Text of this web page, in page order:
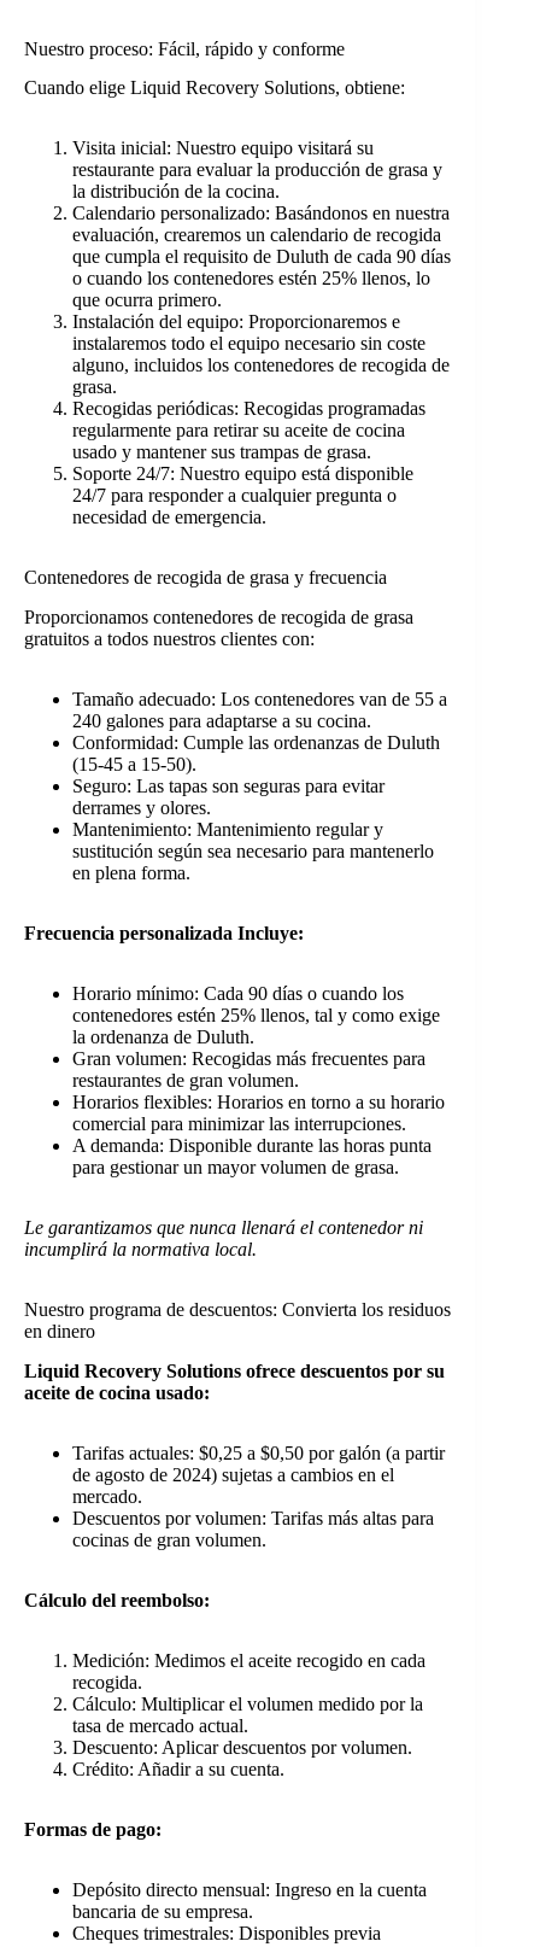
Nuestro proceso: Fácil, rápido y conforme
Cuando elige Liquid Recovery Solutions, obtiene:
Visita inicial: Nuestro equipo visitará su
restaurante para evaluar la producción de grasa y
la distribución de la cocina.
Calendario personalizado: Basándonos en nuestra
evaluación, crearemos un calendario de recogida
que cumpla el requisito de Duluth de cada 90 días
o cuando los contenedores estén 25% llenos, lo
que ocurra primero.
Instalación del equipo: Proporcionaremos e
instalaremos todo el equipo necesario sin coste
alguno, incluidos los contenedores de recogida de
grasa.
Recogidas periódicas: Recogidas programadas
regularmente para retirar su aceite de cocina
usado y mantener sus trampas de grasa.
Soporte 24/7: Nuestro equipo está disponible
24/7 para responder a cualquier pregunta o
necesidad de emergencia.
Contenedores de recogida de grasa y frecuencia
Proporcionamos contenedores de recogida de grasa
gratuitos a todos nuestros clientes con:
Tamaño adecuado: Los contenedores van de 55 a
240 galones para adaptarse a su cocina.
Conformidad: Cumple las ordenanzas de Duluth
(15-45 a 15-50).
Seguro: Las tapas son seguras para evitar
derrames y olores.
Mantenimiento: Mantenimiento regular y
sustitución según sea necesario para mantenerlo
en plena forma.
Frecuencia personalizada Incluye:
Horario mínimo: Cada 90 días o cuando los
contenedores estén 25% llenos, tal y como exige
la ordenanza de Duluth.
Gran volumen: Recogidas más frecuentes para
restaurantes de gran volumen.
Horarios flexibles: Horarios en torno a su horario
comercial para minimizar las interrupciones.
A demanda: Disponible durante las horas punta
para gestionar un mayor volumen de grasa.
Le garantizamos que nunca llenará el contenedor ni
incumplirá la normativa local.
Nuestro programa de descuentos: Convierta los residuos
en dinero
Liquid Recovery Solutions ofrece descuentos por su
aceite de cocina usado:
Tarifas actuales: $0,25 a $0,50 por galón (a partir
de agosto de 2024) sujetas a cambios en el
mercado.
Descuentos por volumen: Tarifas más altas para
cocinas de gran volumen.
Cálculo del reembolso:
Medición: Medimos el aceite recogido en cada
recogida.
Cálculo: Multiplicar el volumen medido por la
tasa de mercado actual.
Descuento: Aplicar descuentos por volumen.
Crédito: Añadir a su cuenta.
Formas de pago:
Depósito directo mensual: Ingreso en la cuenta
bancaria de su empresa.
Cheques trimestrales: Disponibles previa